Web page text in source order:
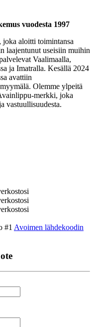
vuodesta 1997
joka aloitti toimintansa
laajentunut useisiin muihin
Vaalimaalla,
ja Imatralla. Kesällä 2024
avattiin
Olemme ylpeitä
merkki, joka
vastuullisuudesta.
#1 Avoimen lähdekoodin